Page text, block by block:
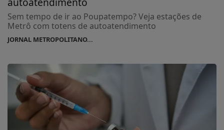
Sem tempo de ir ao Poupatempo? Veja estações de
Metrô com totens de autoatendimento
JORNAL METROPOLITANO...